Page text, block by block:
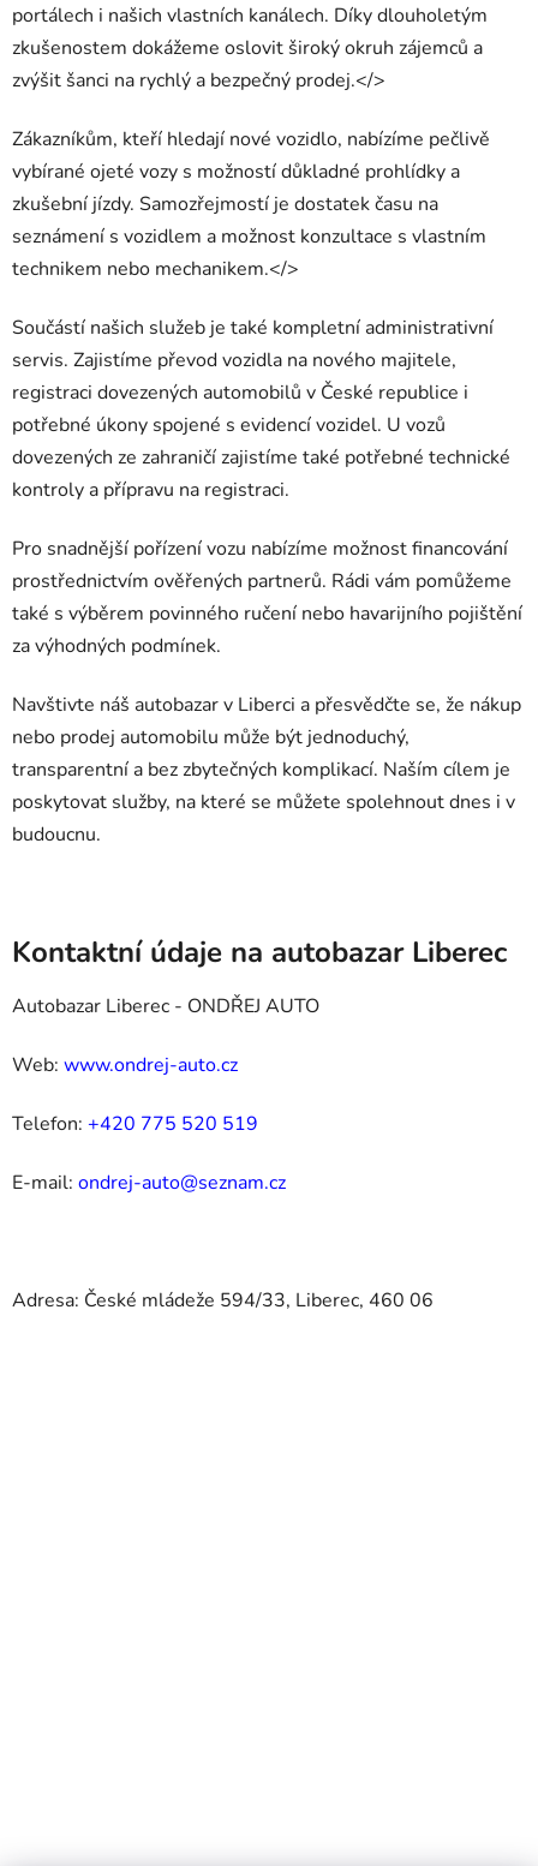
portálech i našich vlastních kanálech. Díky dlouholetým
zkušenostem dokážeme oslovit široký okruh zájemců a
zvýšit šanci na rychlý a bezpečný prodej.</>
Zákazníkům, kteří hledají nové vozidlo, nabízíme pečlivě
vybírané ojeté vozy s možností důkladné prohlídky a
zkušební jízdy. Samozřejmostí je dostatek času na
seznámení s vozidlem a možnost konzultace s vlastním
technikem nebo mechanikem.</>
Součástí našich služeb je také kompletní administrativní
servis. Zajistíme převod vozidla na nového majitele,
registraci dovezených automobilů v České republice i
potřebné úkony spojené s evidencí vozidel. U vozů
dovezených ze zahraničí zajistíme také potřebné technické
kontroly a přípravu na registraci.
Pro snadnější pořízení vozu nabízíme možnost financování
prostřednictvím ověřených partnerů. Rádi vám pomůžeme
také s výběrem povinného ručení nebo havarijního pojištění
za výhodných podmínek.
Navštivte náš autobazar v Liberci a přesvědčte se, že nákup
nebo prodej automobilu může být jednoduchý,
transparentní a bez zbytečných komplikací. Naším cílem je
poskytovat služby, na které se můžete spolehnout dnes i v
budoucnu.
Kontaktní údaje na autobazar Liberec
Autobazar Liberec - ONDŘEJ AUTO
Web: www.ondrej-auto.cz
Telefon: +420 775 520 519
E-mail: ondrej-auto@seznam.cz
Adresa: České mládeže 594/33, Liberec, 460 06